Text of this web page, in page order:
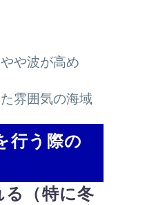
や波が高め
雰囲気の海域
行う際の
る（特に冬